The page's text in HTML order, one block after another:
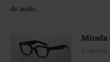
de audio …
Mirada
5